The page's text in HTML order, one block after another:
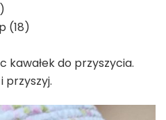
(18)
kawałek do przyszycia.
przyszyj.